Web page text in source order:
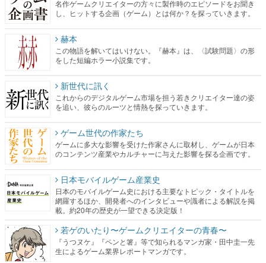
この物語を解いてはいけない。『赫本』は、〈試験問題〉の形
をした短編ホラー小説集です。
新世代に訊く
これからのデジタルゲーム市場を担う若きクリエイター達の姿
を追い、彼らのルーツと情熱を探っていきます。
ゲーム世代の作家たち
ゲームに多大な影響を受けた作家さんに取材し、ゲームが日本
のコンテンツ産業やカルチャーに与えた影響を探る企画です。
日本モバイルゲーム産業史
日本のモバイルゲーム史における主要なトピック・タイトルを
網羅するほか、開発者へのインタビューや識者による解説を掲
若ゲのいたり〜ゲームクリエイターの青春〜
『うつヌケ』『ペンと箸』等で知られるマンガ家・田中圭一先
生によるゲーム業界レポートマンガです。
なんでゲームは面白い？
ゲーム開発者・hamatsu氏がゲームの魅力を画面や操作の具体的
な形から解き明かしていく、硬派で骨太な評論連載です。